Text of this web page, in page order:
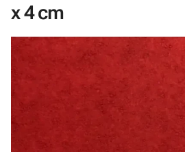
x 4 cm
Ohita kuvat